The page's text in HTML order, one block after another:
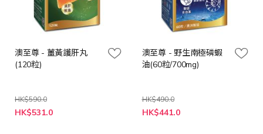
澳至尊 - 薑黃護肝丸
(120粒)
HK$590.0
特
殊
HK$531.0
澳至尊 - 野生南極磷蝦
油(60粒/700mg)
HK$490.0
特
殊
HK$441.0